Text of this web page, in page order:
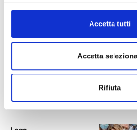
Accetta tutti
Accetta
Rifiuta
Ecomate
Aperto
Pubblicato